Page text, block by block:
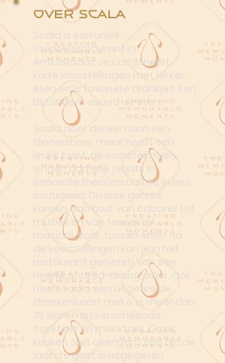
Over Scala
theaterrestaurant in
Amsterdam. Je combineert
korte voorstellingen met lekker
eten én je favoriete drankjes. Een
bijzondere avond uit eten!
Scala doet denken aan een
dinnershow, maar heeft een
leuke twist: de voorstellingen
vinden namelijk plaats in
separate theaterzaaltjes in ons
souterrain. Diverse genres
komen aan bod, van cabaret tot
muziek en van toneel tot
musical. Voor, tussen en/of na
de voorstellingen kan je in het
restaurant genieten van een
heerlijk shared-dining diner. Ook
heeft Scala een uitgebreide
drankenkaart met o.a. meer dan
25 wijnen en verschillende
cocktails en mocktails. Onze
keuken sluit overigens pas als de
laatste gast is uitgegeten.